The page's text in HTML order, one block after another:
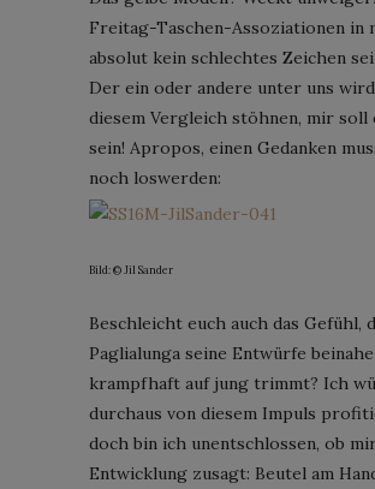
Freitag-Taschen-Assoziationen in
absolut kein schlechtes Zeichen
Der ein oder andere unter uns
diesem Vergleich stöhnen, mir soll
sein! Apropos, einen Gedanken
noch loswerden:
Bild: © Jil Sander
Beschleicht euch auch das Gefühl,
Paglialunga seine Entwürfe beinahe
krampfhaft auf jung trimmt? Ich
durchaus von diesem Impuls
doch bin ich unentschlossen, ob
Entwicklung zusagt: Beutel am